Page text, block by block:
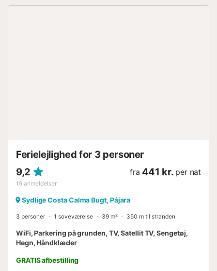
Ferielejlighed for 3 personer
9,2
19 anmeldelser
fra 441 kr. per nat
Sydlige Costa Calma Bugt, Pájara
3 personer 1 soveværelse 39 m² 350 m til stranden
WiFi, Parkering på grunden, TV, Satellit TV, Sengetøj,
Hegn, Håndklæder
GRATIS afbestilling